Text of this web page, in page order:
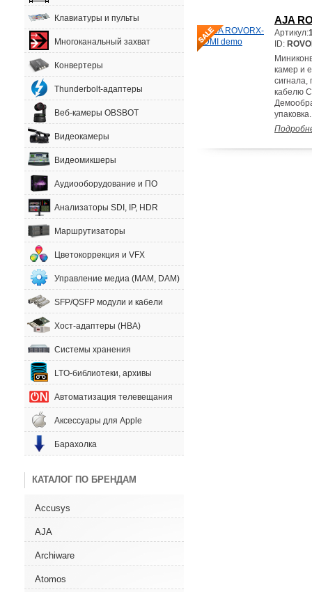
Клавиатуры и пульты
Многоканальный захват
Конвертеры
Thunderbolt-адаптеры
Веб-камеры OBSBOT
Видеокамеры
Видеомикшеры
Аудиооборудование и ПО
Анализаторы SDI, IP, HDR
Маршрутизаторы
Цветокоррекция и VFX
Управление медиа (MAM, DAM)
SFP/QSFP модули и кабели
Хост-адаптеры (HBA)
Системы хранения
LTO-библиотеки, архивы
Автоматизация телевещания
Аксессуары для Apple
Барахолка
КАТАЛОГ ПО БРЕНДАМ
Accusys
AJA
Archiware
Atomos
AJA
Артикул:
ID:
камер и
сигнала,
кабелю
упаковка.